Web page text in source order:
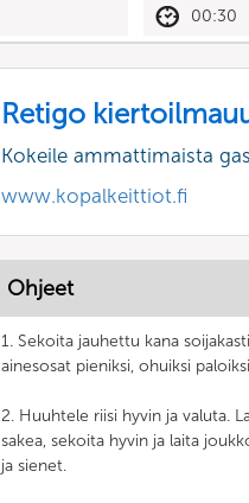
00:30
Retigo
Kokeile ammattimaista
www.kopalkeittiot.fi
Ohjeet
1. Sekoita jauhettu kana
ainesosat pieniksi, ohuiksi
2. Huuhtele riisi hyvin ja valuta.
sakea, sekoita hyvin ja laita
ja sienet.